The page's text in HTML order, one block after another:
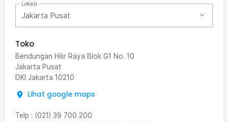
Lokasi
Jakarta Pusat
Toko
Bendungan Hilir Raya Blok G1 No. 10
Jakarta Pusat
DKI Jakarta 10210
Lihat google maps
Telp : (021) 39 700 200